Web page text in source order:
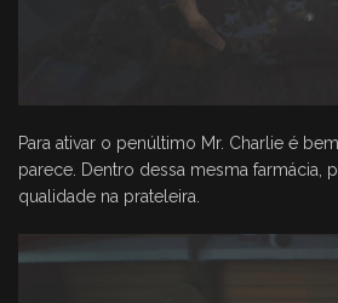
Para ativar o penúltimo Mr. Charlie é
parece. Dentro dessa mesma farmácia,
qualidade na prateleira.